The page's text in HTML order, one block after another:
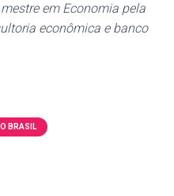
em Economia pela
econômica e banco
BRASIL